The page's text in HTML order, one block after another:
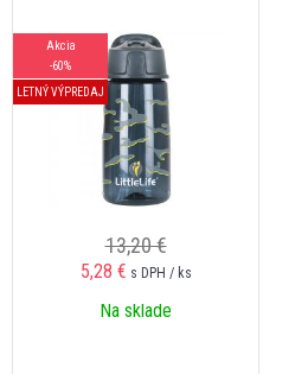
Akcia
-60%
LETNÝ VÝPREDAJ
13,20 €
5,28 € s DPH / ks
Na sklade